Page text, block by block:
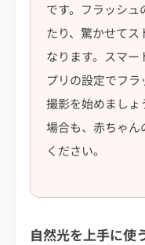
です。フラッシ
たり、驚かせて
なります。スマ
プリの設定でフ
撮影を始めましょ
場合も、赤ちゃん
ください。
自然光を上手に使